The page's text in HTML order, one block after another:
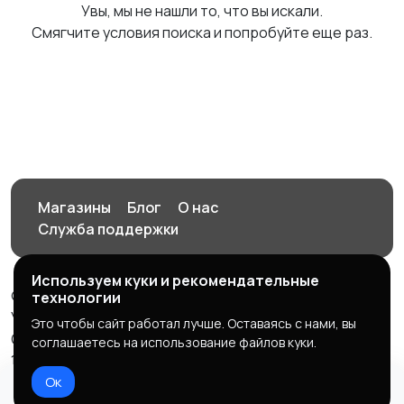
Увы, мы не нашли то, что вы искали.
Смягчите условия поиска и попробуйте еще раз.
Магазины Блог
О нас
Служба поддержки
© 2026 Орен-АЙ - Авто | Недвижимость | Работа |
Услуги
Создал Карусов Е.С ООО "ЦПК" ИНН 5609203278 ОГРН
1235600008841
Правила сервиса
Используем куки и рекомендательные
технологии
Это чтобы сайт работал лучше. Оставаясь с нами, вы
соглашаетесь на использование файлов куки.
Ок